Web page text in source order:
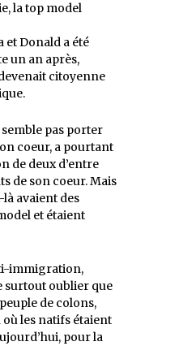
la top model
et Donald a été
un an après,
citoyenne
pas porter
coeur, a pourtant
de deux d’entre
de son coeur. Mais
là avaient des
et étaient
immigration,
surtout oublier que
de colons,
les natifs étaient
pour la